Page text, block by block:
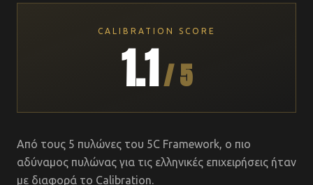
CALIBRATION SCORE
1.1/ 5
Από τους 5 πυλώνες του 5C Framework, ο πιο
αδύναμος πυλώνας για τις ελληνικές επιχειρήσεις ήταν
με διαφορά το Calibration.